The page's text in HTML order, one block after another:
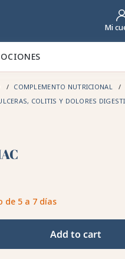
Mi
COMPLEMENTO NUTRICIONAL
COLITIS Y DOLORES
de 5 a 7 días
Add to cart